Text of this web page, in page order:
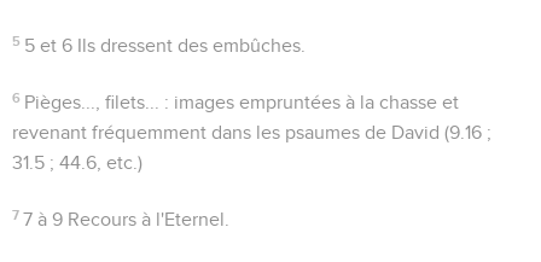
5 5 et 6 Ils dressent des embûches.
6 Pièges..., filets...
: images empruntées à la chasse et
revenant fréquemment dans les psaumes de David (9.16 ;
31.5 ; 44.6 , etc.)
7 7 à 9 Recours à l'Eternel.